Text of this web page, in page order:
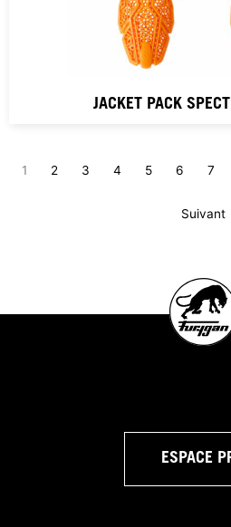
JACKET PACK
1 2 3 4 5 6 7
Suivant
ESPACE